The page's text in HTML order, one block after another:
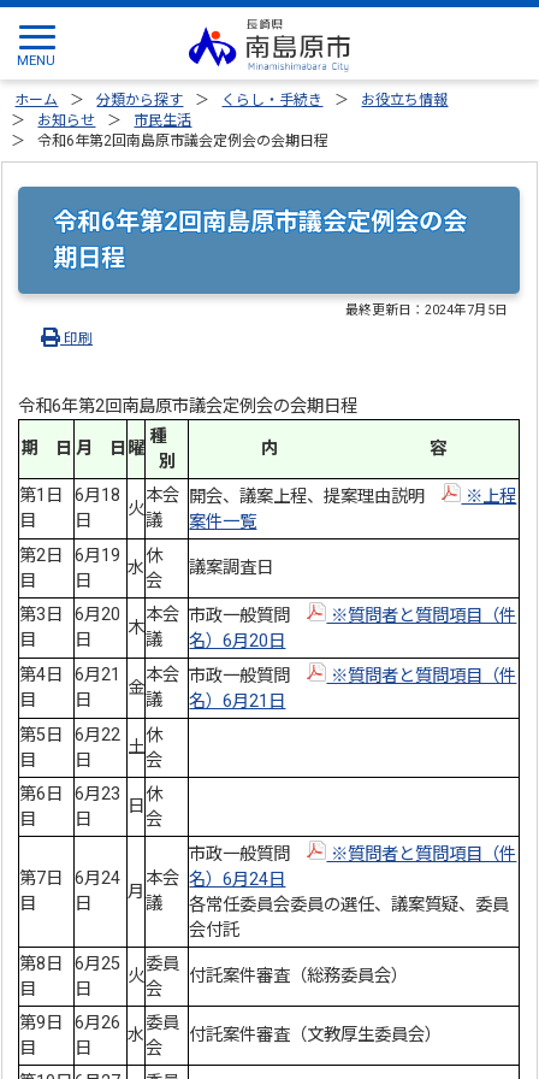
ホーム 分類から探す くらし・手続き
お役立ち情報
お知らせ
市民生活
令和6年第2回南島原市議会定例会の会期日程
令和6年第2回南島原市議会定例会の会
期日程
最終更新日：2024年7月5日
印刷
令和6年第2回南島原市議会定例会の会期日程
期 日 月 日 曜
種
別
内 容
第1日
目
6月18
日
火
本会
議
開会、議案上程、提案理由説明
※上程
案件一覧
第2日
目
6月19
日
水
休
会
議案調査日
第3日
目
6月20
日
木
本会
議
市政一般質問
※質問者と質問項目（件
名）6月20日
第4日
目
6月21
日
金
本会
議
市政一般質問
※質問者と質問項目（件
名）6月21日
第5日
目
6月22
日
土
休
会
第6日
目
6月23
日
日
休
会
第7日
目
6月24
日
月
本会
議
市政一般質問
※質問者と質問項目（件
名）6月24日
各常任委員会委員の選任、議案質疑、委員
会付託
第8日
目
6月25
日
火
委員
会
付託案件審査（総務委員会）
第9日
目
6月26
日
水
委員
会
付託案件審査（文教厚生委員会）